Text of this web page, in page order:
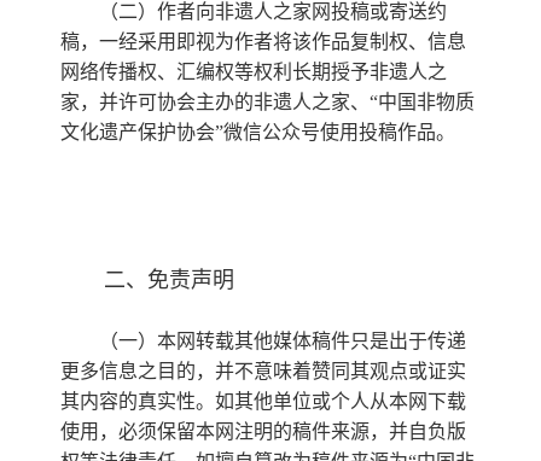
（二）作者向非遗人之家网投稿或寄送约
稿，一经采用即视为作者将该作品复制权、信息
网络传播权、汇编权等权利长期授予非遗人之
家，并许可协会主办的非遗人之家、“中国非物质
文化遗产保护协会”微信公众号使用投稿作品。
二、免责声明
（一）本网转载其他媒体稿件只是出于传递
更多信息之目的，并不意味着赞同其观点或证实
其内容的真实性。如其他单位或个人从本网下载
使用，必须保留本网注明的稿件来源，并自负版